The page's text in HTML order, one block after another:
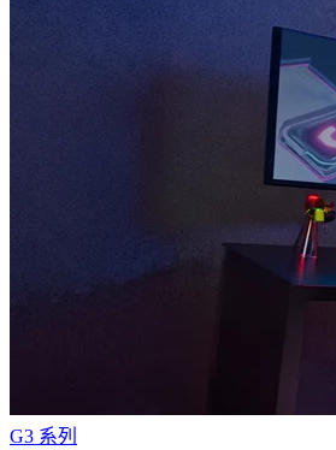
G3 系列